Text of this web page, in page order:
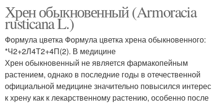
Хрен обыкновенный (Armoracia
rusticana L.)
Формула цветка Формула цветка хрена обыкновенного:
*Ч2+2Л4Т2+4П(2). В медицине
Хрен обыкновенный не является фармакопейным
растением, однако в последние годы в отечественной
официальной медицине значительно повысился интерес
к хрену как к лекарственному растению, особенно после